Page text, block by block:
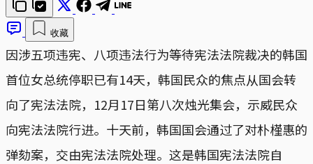
收藏
因涉五项违宪、八项违法行为等待宪法法院裁决的韩国
首位女总统停职已有14天，韩国民众的焦点从国会转
向了宪法法院，12月17日第八次烛光集会，示威民众
向宪法法院行进。十天前，韩国国会通过了对朴槿惠的
弹劾案，交由宪法法院处理。这是韩国宪法法院自